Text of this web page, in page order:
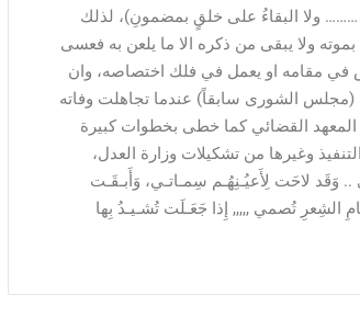
ولا البقاءُ على خلقٍ بمضمونِ)، لذلك
بموته ولا يبقى من ذكره الا ما يلعن به فعسى
في مقامه او يعمل في فلك اختصاصه، وان
الشورى سابقاً) عندما تجاهلت وفاته
القضائي كما خطى بخطوات كبيرة
وغيرها من تشكيلات وزارة العدل،
لاحَت لِأَعيُـنِهُـم سِمـاتـي، وَأَبـقَـت
تُصمي ,,,,, إِذا جَعَـلَت تُشـيـدُ بِها